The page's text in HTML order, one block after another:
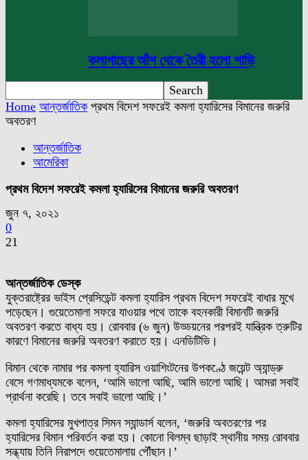
কলাগাছের আঁশ থেকে তৈরী হলো শাড়ি
Home আন্তর্জাতিক প্রথম বিদেশ সফরেই কমলা হ্যারিসের বিমানের জরুরি
অবতরণ
আন্তর্জাতিক
আমেরিকা
প্রথম বিদেশ সফরেই কমলা হ্যারিসের বিমানের জরুরি অবতরণ
জুন ৭, ২০২১
0
21
আন্তর্জাতিক ডেস্ক
যুক্তরাষ্ট্রের ভাইস প্রেসিডেন্ট কমলা হ্যারিস প্রথম বিদেশ সফরেই বাধার মুখে
পড়েছেন। গুয়েতেমালা সফরে যাওয়ার পথে তাকে বহনকারী বিমানটি জরুরি
অবতরণ করতে বাধ্য হয়। রোববার (৬ জুন) উড্ডয়নের পরপরই যান্ত্রিক ত্রুটির
কারণে বিমানের জরুরি অবতরণ করাতে হয়। এনডিটিভি।
বিমান থেকে নামার পর কমলা হ্যারিস ওয়াশিংটনের উপকণ্ঠে জয়েন্ট অ্যান্ড্রু
বেসে গণমাধ্যমকে বলেন, ‘আমি ভালো আছি, আমি ভালো আছি। আমরা সবাই
প্রার্থনা করেছি। তবে সবাই ভালো আছি।’
কমলা হ্যারিসের মুখপাত্র সিমন স্যান্ডার্স বলেন, ‘জরুরি অবতরণের পর
হ্যারিসের বিমান পরিবর্তন করা হয়। কোনো বিলম্ব ছাড়াই স্থানীয় সময় রোববার
সন্ধ্যায় তিনি নিরাপদে গুয়েতেমালায় পৌঁছান।’